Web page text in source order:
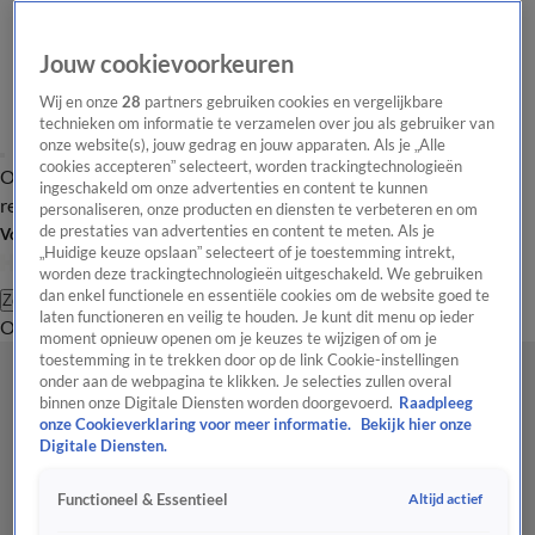
Overzicht Laatste nieuws Regionieuws Het beste van Hart
Tip de
redactie
Volg Hart van Nederland
Zoeken
OverzichtRegioUitzendingenWeerTip de redactiePanelVideo's
Jouw cookievoorkeuren
Wij en onze28 partners gebruiken cookies en vergelijkbare
technieken om informatie te verzamelen over jou als gebruiker van
onze website(s), jouw gedrag en jouw apparaten. Als je „Alle
cookies accepteren” selecteert, worden trackingtechnologieën
ingeschakeld om onze advertenties en content te kunnen
personaliseren, onze producten en diensten te verbeteren en om
de prestaties van advertenties en content te meten. Als je
„Huidige keuze opslaan” selecteert of je toestemming intrekt,
worden deze trackingtechnologieën uitgeschakeld. We gebruiken
dan enkel functionele en essentiële cookies om de website goed te
laten functioneren en veilig te houden. Je kunt dit menu op ieder
moment opnieuw openen om je keuzes te wijzigen of om je
toestemming in te trekken door op de link Cookie-instellingen
onder aan de webpagina te klikken. Je selecties zullen overal
binnen onze Digitale Diensten worden doorgevoerd. Raadpleeg
onze Cookieverklaring voor meer informatie.
Bekijk hier onze
Digitale Diensten.
Functioneel & Essentieel Altijd actief